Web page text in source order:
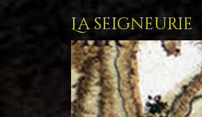
La seigneurie